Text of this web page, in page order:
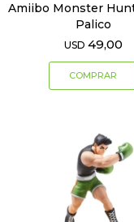
Amiibo Monster
Palico
USD 49,00